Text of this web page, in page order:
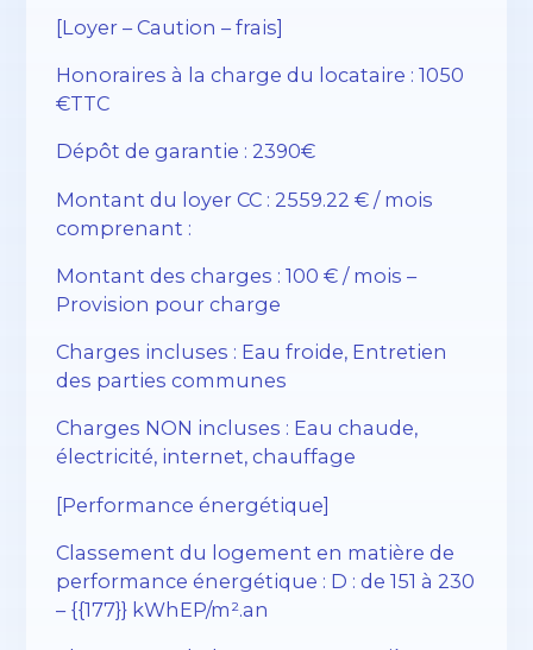
[Loyer – Caution – frais]
Honoraires à la charge du locataire : 1050
€TTC
Dépôt de garantie : 2390€
Montant du loyer CC : 2559.22 € / mois
comprenant :
Montant des charges : 100 € / mois –
Provision pour charge
Charges incluses : Eau froide, Entretien
des parties communes
Charges NON incluses : Eau chaude,
électricité, internet, chauffage
[Performance énergétique]
Classement du logement en matière de
performance énergétique : D : de 151 à 230
– {{177}} kWhEP/m².an